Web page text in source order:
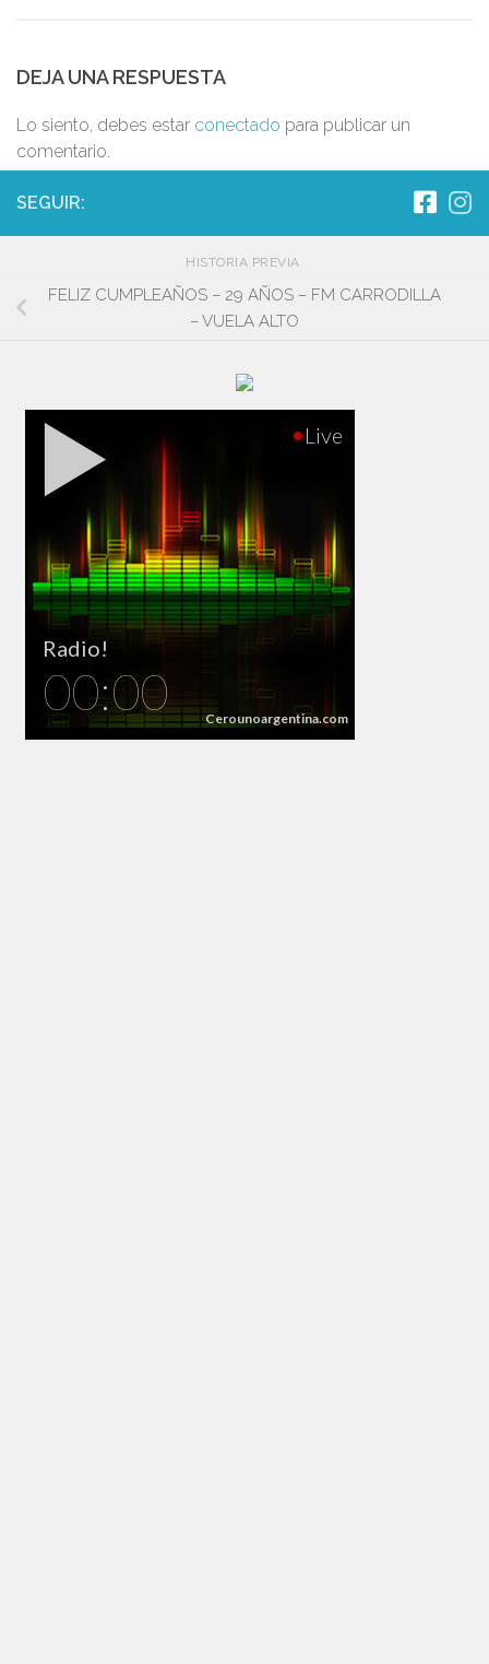
DEJA UNA RESPUESTA
Lo siento, debes estar conectado para publicar un
comentario.
SEGUIR:
HISTORIA PREVIA
FELIZ CUMPLEAÑOS – 29 AÑOS – FM CARRODILLA
– VUELA ALTO